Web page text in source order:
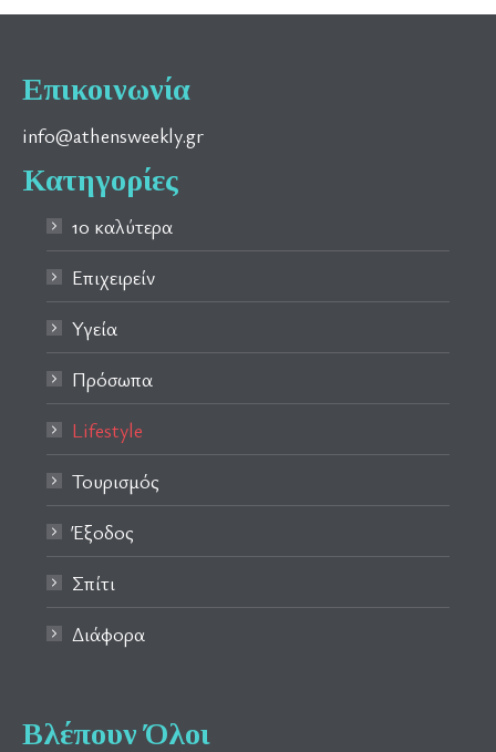
Επικοινωνία
info@athensweekly.gr
Κατηγορίες
10 καλύτερα
Επιχειρείν
Υγεία
Πρόσωπα
Lifestyle
Τουρισμός
Έξοδος
Σπίτι
Διάφορα
Βλέπουν Όλοι